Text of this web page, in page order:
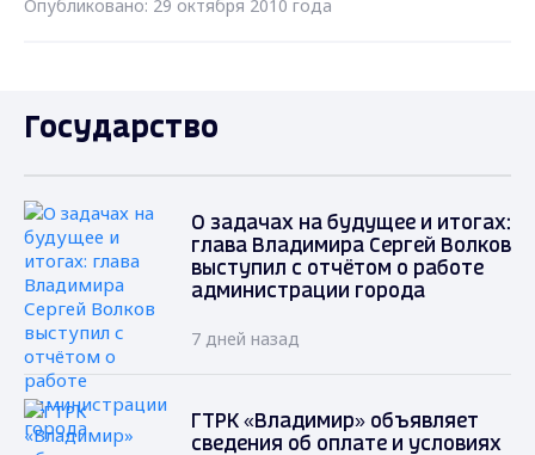
Опубликовано: 29 октября 2010 года
Государство
О задачах на будущее и итогах:
глава Владимира Сергей Волков
выступил с отчётом о работе
администрации города
7 дней назад
ГТРК «Владимир» объявляет
сведения об оплате и условиях